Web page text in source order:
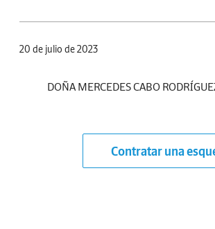
20 de julio de 2023
DOÑA MERCEDES CABO
Contratar una